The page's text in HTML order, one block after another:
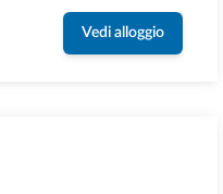
Vedi alloggio